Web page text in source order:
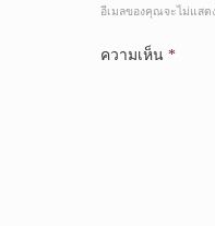
อีเมลของคุณจะไม่แสด
ความเห็น *